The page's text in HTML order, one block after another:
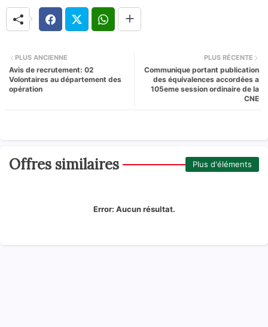
PLUS RÉCENTE
Communique portant publication
des équivalences accordées a
105eme session ordinaire de la
CNE
PLUS ANCIENNE
Avis de recrutement: 02
Volontaires au département des
opération
Offres similaires Plus d'éléments
Error: Aucun résultat.